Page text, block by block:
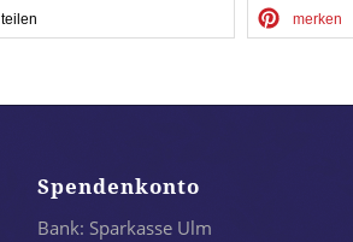
teilen merken
Spendenkonto
Bank: Sparkasse Ulm